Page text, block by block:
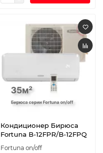
Кондиционер Бирюса
Fortuna B-12FPR/B-12FPQ
Fortuna on/off